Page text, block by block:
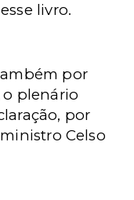
livro.
por
plenário
por
Celso